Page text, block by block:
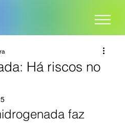
Há riscos no
faz